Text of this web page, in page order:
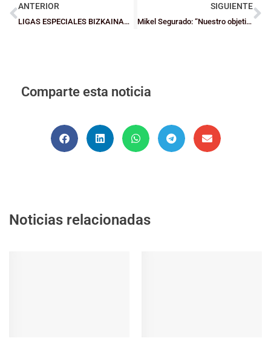
ANTERIOR
LIGAS ESPECIALES BIZKAINAS: El Barakaldo Basket se impone a Urdaneta en la lucha por evitar la A2
SIGUIENTE
Mikel Segurado: “Nuestro objetivo primario es acabar con la violencia física y verbal en los terrenos de juego”
Comparte esta noticia
Noticias relacionadas